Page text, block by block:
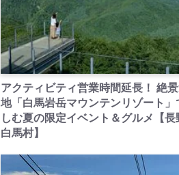
アクティビティ営業時間延長！ 絶
地「白馬岩岳マウンテンリゾート」
しむ夏の限定イベント＆グルメ【長
白馬村】